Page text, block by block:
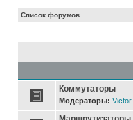
Список форумов
Коммутаторы
Модераторы: Victor